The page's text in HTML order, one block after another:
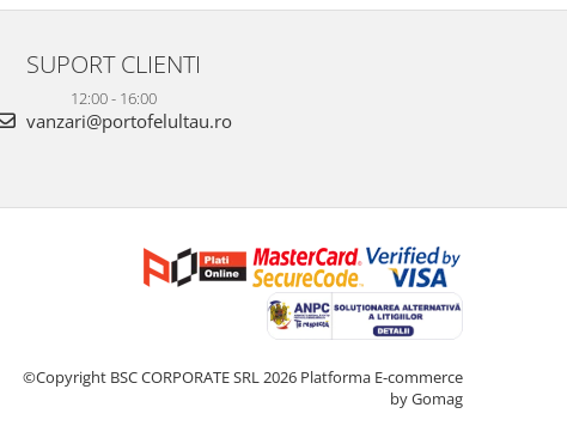
SUPORT CLIENTI
12:00 - 16:00
vanzari@portofelultau.ro
©Copyright BSC CORPORATE SRL 2026 Platforma E-commerce
by Gomag